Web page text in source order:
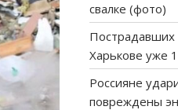
свалке (фото)
Харькове уже
Россияне
повреждены